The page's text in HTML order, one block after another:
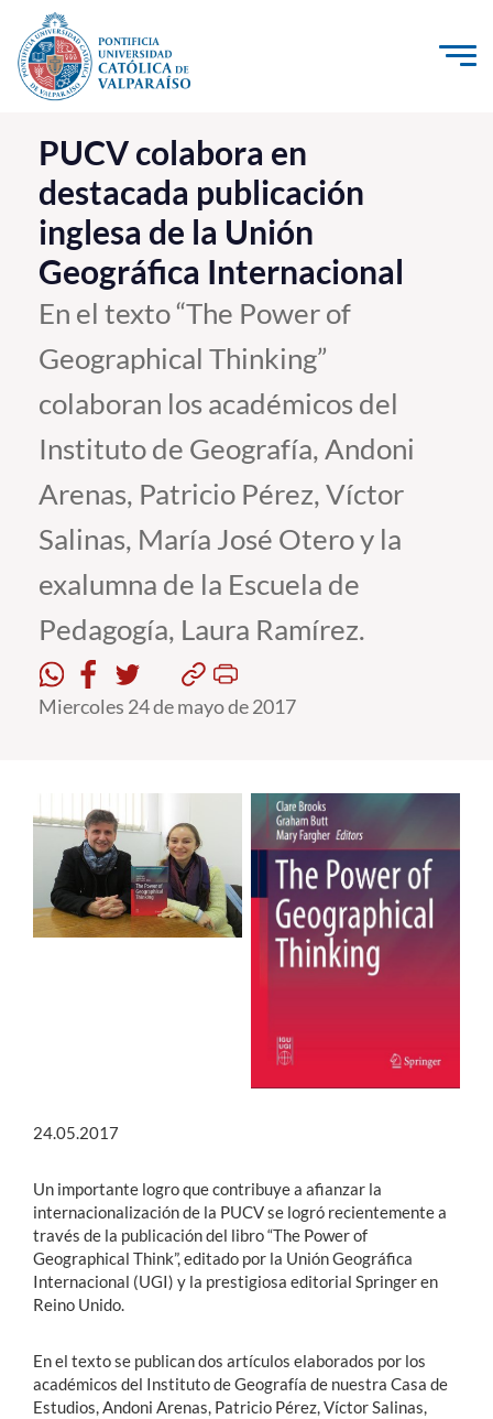
Click acá para ir directamente al contenido
La Universidad
Investigación, Creación e Innovación
PUCV Internacional
Vinculación con el Medio
Admisión
Pregrado
Postgrado
Formación Continua
Estudiantes
Académicos
Funcionarios
Alumni
PUCV colabora en
destacada publicación
inglesa de la Unión
Geográfica Internacional
En el texto “The Power of
Geographical Thinking”
colaboran los académicos del
Instituto de Geografía, Andoni
Arenas, Patricio Pérez, Víctor
Salinas, María José Otero y la
exalumna de la Escuela de
Pedagogía, Laura Ramírez.
Miercoles 24 de mayo de 2017
24.05.2017
Un importante logro que contribuye a afianzar la
internacionalización de la PUCV se logró recientemente a
través de la publicación del libro “The Power of
Geographical Think”, editado por la Unión Geográfica
Internacional (UGI) y la prestigiosa editorial Springer en
Reino Unido.
En el texto se publican dos artículos elaborados por los
académicos del Instituto de Geografía de nuestra Casa de
Estudios, Andoni Arenas, Patricio Pérez, Víctor Salinas,